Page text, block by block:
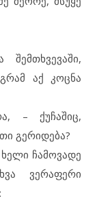
აქ კოცნა
– ქუჩაშიც,
გერიდება?
ჩამოვადე
ვერაფერი